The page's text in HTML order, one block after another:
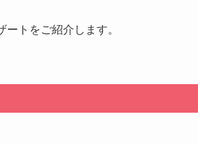
トをご紹介します。